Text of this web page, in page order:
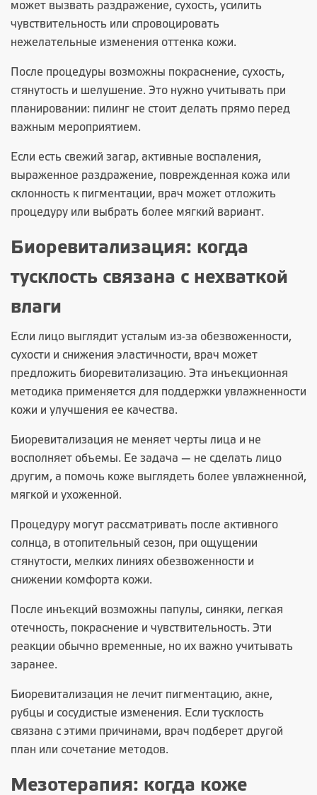
может вызвать раздражение, сухость, усилить
чувствительность или спровоцировать
нежелательные изменения оттенка кожи.
После процедуры возможны покраснение, сухость,
стянутость и шелушение. Это нужно учитывать при
планировании: пилинг не стоит делать прямо перед
важным мероприятием.
Если есть свежий загар, активные воспаления,
выраженное раздражение, поврежденная кожа или
склонность к пигментации, врач может отложить
процедуру или выбрать более мягкий вариант.
Биоревитализация: когда
тусклость связана с нехваткой
влаги
Если лицо выглядит усталым из-за обезвоженности,
сухости и снижения эластичности, врач может
предложить биоревитализацию. Эта инъекционная
методика применяется для поддержки увлажненности
кожи и улучшения ее качества.
Биоревитализация не меняет черты лица и не
восполняет объемы. Ее задача — не сделать лицо
другим, а помочь коже выглядеть более увлажненной,
мягкой и ухоженной.
Процедуру могут рассматривать после активного
солнца, в отопительный сезон, при ощущении
стянутости, мелких линиях обезвоженности и
снижении комфорта кожи.
После инъекций возможны папулы, синяки, легкая
отечность, покраснение и чувствительность. Эти
реакции обычно временные, но их важно учитывать
заранее.
Биоревитализация не лечит пигментацию, акне,
рубцы и сосудистые изменения. Если тусклость
связана с этими причинами, врач подберет другой
план или сочетание методов.
Мезотерапия: когда коже